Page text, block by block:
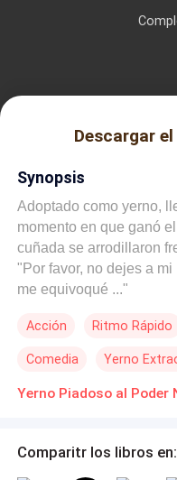
Descargar
Synopsis
Adoptado como yerno,
momento en que ganó
cuñada se arrodillaron
"Por favor, no dejes a
me equivoqué ..."
Acción Ritmo Rápido
Comedia Yerno
Comparitr los libros en: